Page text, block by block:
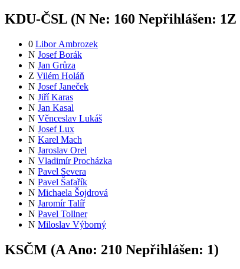
KDU-ČSL (N Ne: 160 Nepřihlášen: 1Z
0 Libor Ambrozek
N Josef Borák
N Jan Grůza
Z Vilém Holáň
N Josef Janeček
N Jiří Karas
N Jan Kasal
N Věnceslav Lukáš
N Josef Lux
N Karel Mach
N Jaroslav Orel
N Vladimír Procházka
N Pavel Severa
N Pavel Šafařík
N Michaela Šojdrová
N Jaromír Talíř
N Pavel Tollner
N Miloslav Výborný
KSČM (A Ano: 210 Nepřihlášen: 1)